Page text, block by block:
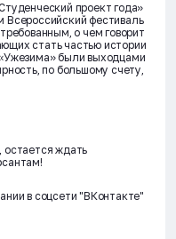
проект года»
Всероссийский фестиваль
о чем говорит
стать частью истории
были выходцами
по большому счету,
остается ждать
в соцсети "ВКонтакте"